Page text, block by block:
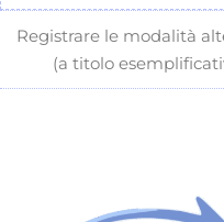
Registrare le modalità
(a titolo